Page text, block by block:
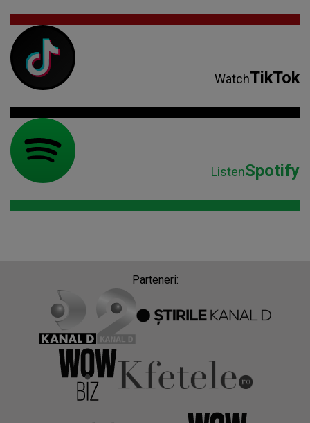
WatchTikTok
ListenSpotify
Parteneri: